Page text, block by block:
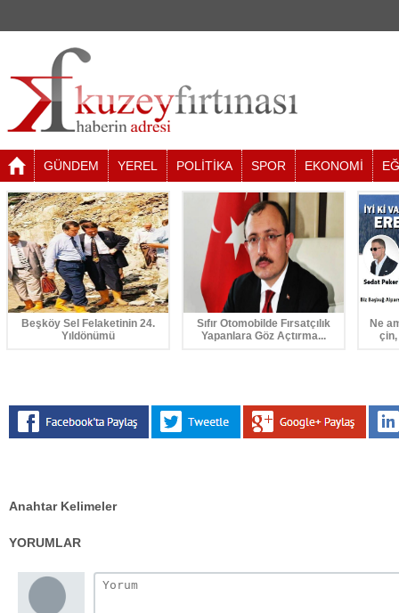
GÜNDEM YEREL POLİTİKA SPOR EKONOMİ
Beşköy Sel Felaketinin 24.
Yıldönümü
Sıfır Otomobilde Fırsatçılık
Yapanlara Göz Açtırma...
Ne
Anahtar Kelimeler
YORUMLAR